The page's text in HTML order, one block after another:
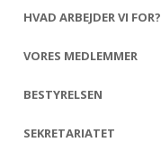
HVAD ARBEJDER VI FOR?
VORES MEDLEMMER
BESTYRELSEN
SEKRETARIATET